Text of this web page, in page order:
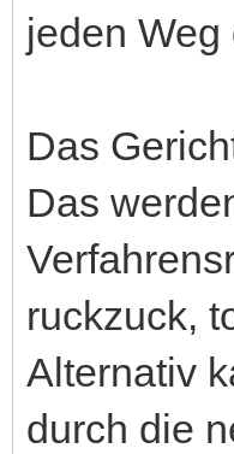
jeden Weg
Das
Das
ruckzuck,
Alternativ
durch die